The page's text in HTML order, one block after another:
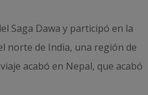
Saga Dawa y participó en la
norte de India, una región de
acabó en Nepal, que acabó